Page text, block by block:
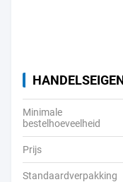
Minimale
bestelhoeveelheid
Prijs
Standaardverpakking